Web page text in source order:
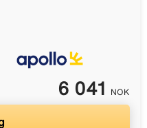
6 041 NOK